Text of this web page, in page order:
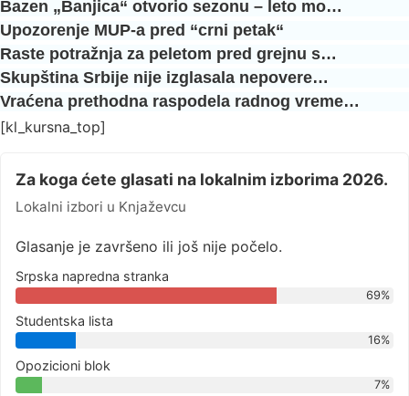
Bazen „Banjica“ otvorio sezonu – leto mo…
Upozorenje MUP-a pred “crni petak“
Raste potražnja za peletom pred grejnu s…
Skupština Srbije nije izglasala nepovere…
Vraćena prethodna raspodela radnog vreme…
[kl_kursna_top]
Za koga ćete glasati na lokalnim izborima 2026.
Lokalni izbori u Knjaževcu
Glasanje je završeno ili još nije počelo.
Srpska napredna stranka
69%
Studentska lista
16%
Opozicioni blok
7%